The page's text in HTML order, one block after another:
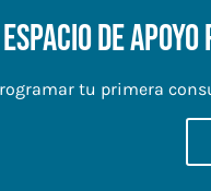
espacio de
tu primera